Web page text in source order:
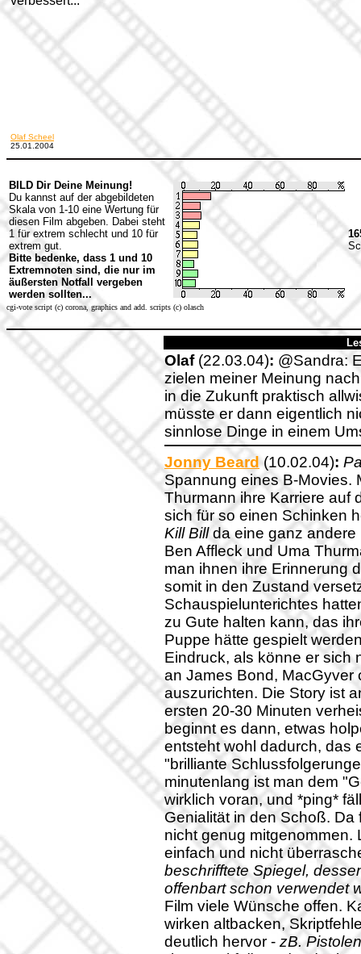
Olaf Scheel
25.01.2004
BILD Dir Deine Meinung!
Du kannst auf der abgebildeten
Skala von 1-10 eine Wertung für
diesen Film abgeben. Dabei steht
1 für extrem schlecht und 10 für
extrem gut.
Bitte bedenke, dass 1 und 10
Extremnoten sind, die nur im
äußersten Notfall vergeben
werden sollten...
cgi-vote script (c) corona, graphics and add. scripts (c) olasch
Olaf(22.03.04): @Sandra:
zielen meiner Meinung
in die Zukunft praktisch
müsste er dann eigentlich
sinnlose Dinge in einem
Jonny Beard (10.02.04):
Spannung eines B-Movies.
Thurmann ihre Karriere auf
sich für so einen Schinken
Kill Billda eine ganz andere
Ben Affleck und Uma
man ihnen ihre Erinnerung
somit in den Zustand
Schauspielunterichtes
zu Gute halten kann, das
Puppe hätte gespielt
Eindruck, als könne er sich
an James Bond, MacGyver
auszurichten. Die Story ist
ersten 20-30 Minuten
beginnt es dann, etwas
entsteht wohl dadurch, das
"brilliante
minutenlang ist man dem
wirklich voran, und *ping*
Genialität in den Schoß.
nicht genug
einfach und nicht
beschrifftete Spiegel,
offenbart schon verwendet
Film viele Wünsche offen.
wirken altbacken,
deutlich hervor - zB.